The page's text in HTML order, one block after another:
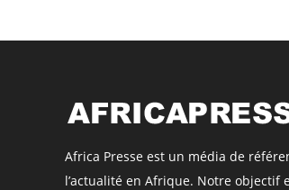
Africa Presse est un média de
l’actualité en Afrique. Notre objectif